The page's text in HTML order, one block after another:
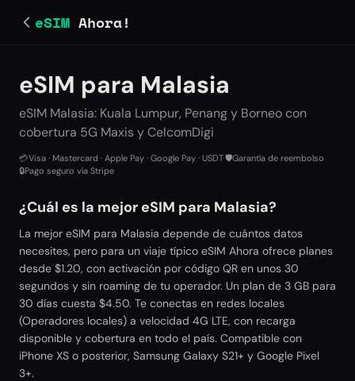
eSIM Ahora!
eSIM para Malasia
eSIM Malasia: Kuala Lumpur, Penang y Borneo con
cobertura 5G Maxis y CelcomDigi
💳Visa · Mastercard · Apple Pay · Google Pay · USDT🛡️Garantía de reembolso
🔒Pago seguro vía Stripe
¿Cuál es la mejor eSIM para Malasia?
La mejor eSIM para Malasia depende de cuántos datos
necesites, pero para un viaje típico eSIM Ahora ofrece planes
desde $1.20, con activación por código QR en unos 30
segundos y sin roaming de tu operador. Un plan de 3 GB para
30 días cuesta $4.50. Te conectas en redes locales
(Operadores locales) a velocidad 4G LTE, con recarga
disponible y cobertura en todo el país. Compatible con
iPhone XS o posterior, Samsung Galaxy S21+ y Google Pixel
3+.